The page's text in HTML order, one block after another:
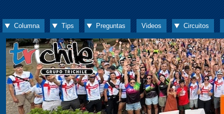
Columna Tips Preguntas Videos Circuitos